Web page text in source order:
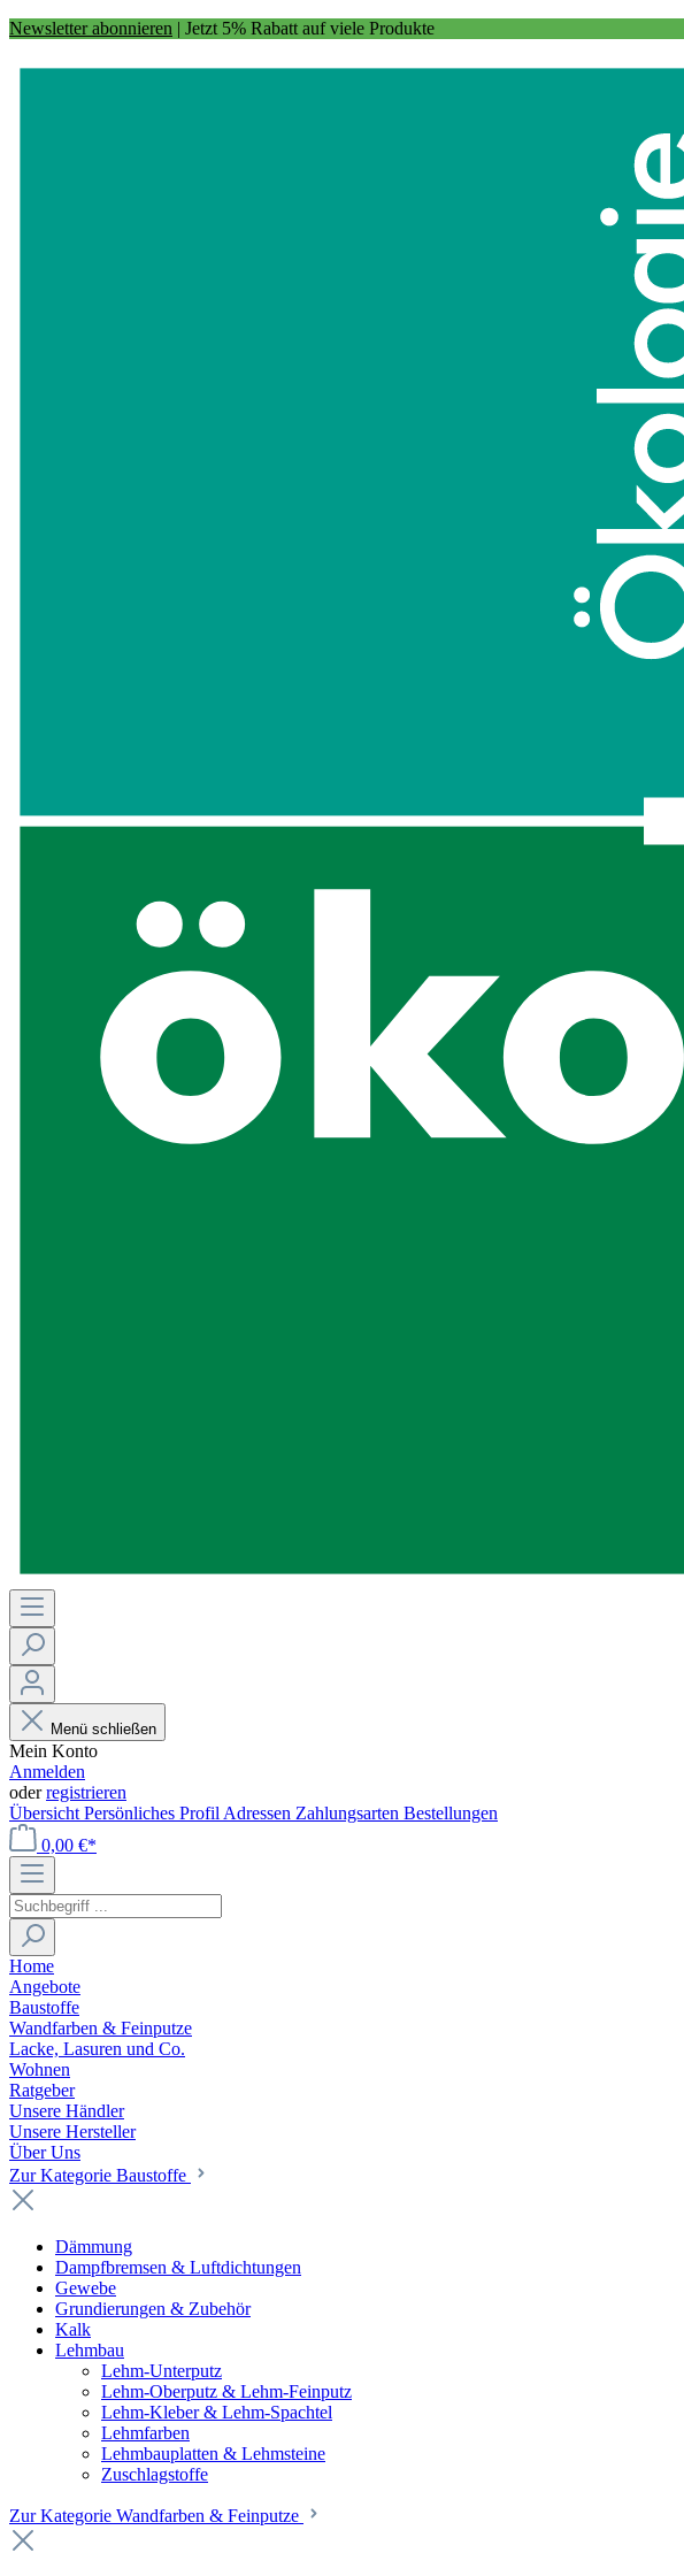
Newsletter abonnieren | Jetzt 5% Rabatt auf viele Produkte
Menü schließen
Mein Konto
Anmelden
oderregistrieren
Übersicht Persönliches Profil Adressen Zahlungsarten Bestellungen
0,00 €*
Home
Angebote
Baustoffe
Wandfarben & Feinputze
Lacke, Lasuren und Co.
Wohnen
Ratgeber
Unsere Händler
Unsere Hersteller
Über Uns
Zur Kategorie Baustoffe
Dämmung
Dampfbremsen & Luftdichtungen
Gewebe
Grundierungen & Zubehör
Kalk
Lehmbau
Lehm-Unterputz
Lehm-Oberputz & Lehm-Feinputz
Lehm-Kleber & Lehm-Spachtel
Lehmfarben
Lehmbauplatten & Lehmsteine
Zuschlagstoffe
Zur Kategorie Wandfarben & Feinputze